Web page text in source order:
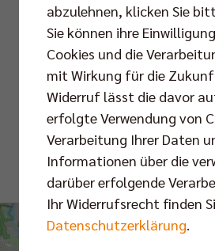
📍 Max-Schmeling-
Halle
VS.
Halle
abzulehnen, klicken Sie
Sie können ihre
Cookies und die
mit Wirkung für die
Widerruf lässt die davor
erfolgte Verwendung von
Verarbeitung Ihrer Daten
Informationen über die
darüber erfolgende
Ihr Widerrufsrecht finden
Datenschutzerklärung.